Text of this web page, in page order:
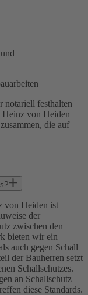
notariell festhalten
Heinz von Heiden
die auf
von Heiden ist
der
zwischen den
bieten wir ein
auch gegen Schall
der Bauherren setzt
Schallschutzes.
an Schallschutz
diese Standards.